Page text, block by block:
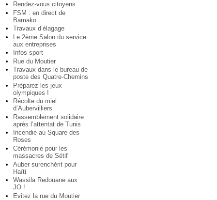
Rendez-vous citoyens
FSM : en direct de
Bamako
Travaux d’élagage
Le 2ème Salon du service
aux entreprises
Infos sport
Rue du Moutier
Travaux dans le bureau de
poste des Quatre-Chemins
Préparez les jeux
olympiques !
Récolte du miel
d’Aubervilliers
Rassemblement solidaire
après l’attentat de Tunis
Incendie au Square des
Roses
Cérémonie pour les
massacres de Sétif
Auber surenchérit pour
Haïti
Wassila Redouane aux
JO !
Evitez la rue du Moutier